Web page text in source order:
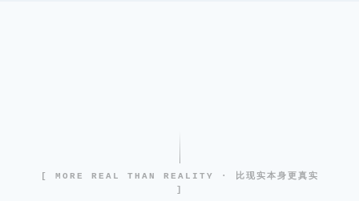
[ MORE REAL THAN REALITY · 比现实本身更真实
]